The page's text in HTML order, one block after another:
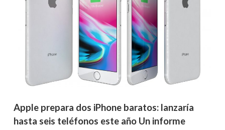
Apple prepara dos iPhone baratos: lanzaría
hasta seis teléfonos este año Un informe